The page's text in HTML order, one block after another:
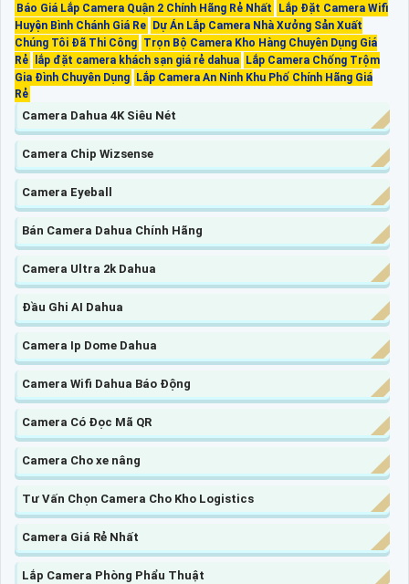
Báo Giá Lắp Camera Quận 2 Chính Hãng Rẻ Nhất
Lắp Đặt Camera Wifi
Huyện Bình Chánh Giá Re Dự Án Lắp Camera Nhà Xưởng Sản Xuất
Chúng Tôi Đã Thi Công Trọn Bộ Camera Kho Hàng Chuyên Dụng Giá
Rẻ
lắp đặt camera khách sạn giá rẻ dahua Lắp Camera Chống Trộm
Gia Đình Chuyên Dụng Lắp Camera An Ninh Khu Phố Chính Hãng Giá
Rẻ
Camera Dahua 4K Siêu Nét
Camera Chip Wizsense
Camera Eyeball
Bán Camera Dahua Chính Hãng
Camera Ultra 2k Dahua
Đầu Ghi AI Dahua
Camera Ip Dome Dahua
Camera Wifi Dahua Báo Động
Camera Có Đọc Mã QR
Camera Cho xe nâng
Tư Vấn Chọn Camera Cho Kho Logistics
Camera Giá Rẻ Nhất
Lắp Camera Phòng Phẩu Thuật